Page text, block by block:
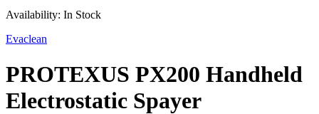
Availability: In Stock
Evaclean
PROTEXUS PX200 Handheld
Electrostatic Spayer